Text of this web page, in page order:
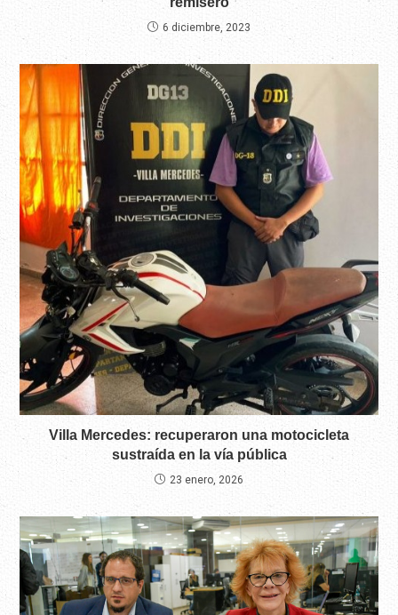
6 diciembre, 2023
Villa Mercedes: recuperaron una motocicleta
sustraída en la vía pública
23 enero, 2026